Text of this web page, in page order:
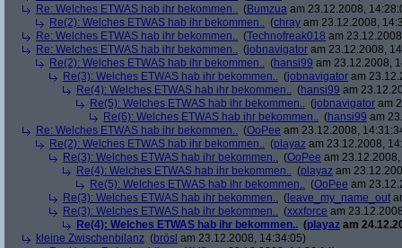
Re: Welches ETWAS hab ihr bekommen.. (Bumzua am 23.12.2008,
Re(2): Welches ETWAS hab ihr bekommen.. (chray am 23.12.2008,
Re: Welches ETWAS hab ihr bekommen.. (Technofreak018 am
Re: Welches ETWAS hab ihr bekommen.. (jobnavigator am 23.12.2008,
Re(2): Welches ETWAS hab ihr bekommen.. (hansi99 am 23.12.2008,
Re(3): Welches ETWAS hab ihr bekommen.. (jobnavigator am
Re(4): Welches ETWAS hab ihr bekommen.. (hansi99 am
Re(5): Welches ETWAS hab ihr bekommen.. (jobnavigator am
Re(6): Welches ETWAS hab ihr bekommen.. (hansi99 am
Re: Welches ETWAS hab ihr bekommen.. (OoPee am 23.12.2008,
Re(2): Welches ETWAS hab ihr bekommen.. (playaz am 23.12.2008,
Re(3): Welches ETWAS hab ihr bekommen.. (OoPee am
Re(4): Welches ETWAS hab ihr bekommen.. (playaz am
Re(5): Welches ETWAS hab ihr bekommen.. (OoPee am
Re(3): Welches ETWAS hab ihr bekommen.. ( leave_my_name_out
Re(3): Welches ETWAS hab ihr bekommen.. (xxxforce am
Re(4): Welches ETWAS hab ihr bekommen.. (playaz am
kleine Zwischenbilanz (brösl am 23.12.2008, 14:34:05)